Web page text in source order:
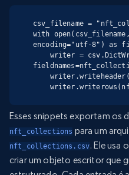
csv_filename =
with
encoding="utf-8") as
Esses snippets exportam os
nft_collections para um
nft_collections.csv. Ele usa
criar um objeto escritor que